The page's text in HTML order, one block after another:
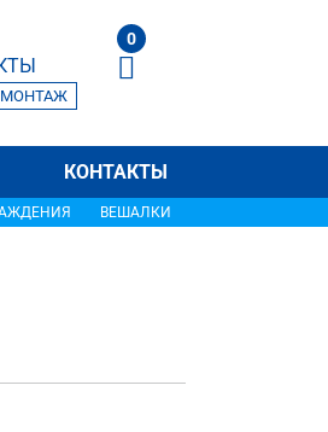
МОНТАЖ
0
КОНТАКТЫ
ВЕШАЛКИ